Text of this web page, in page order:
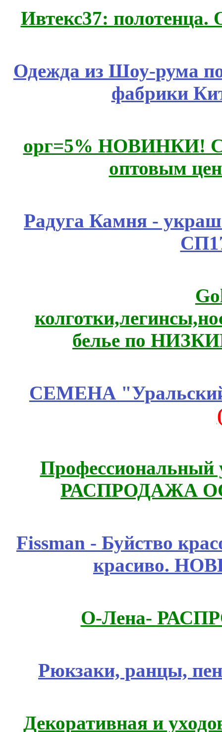
Ивтекс37:
Одежда из Шоу-рума
фабрики
орг=5% НОВИНКИ!
оптовым
Радуга Камня -
белье по
СЕМЕНА
Профессиональный
РАСПРОДАЖА
Fissmаn - Буйство
красиво.
О-Лена-
Рюкзаки, ранцы,
Декоративная и